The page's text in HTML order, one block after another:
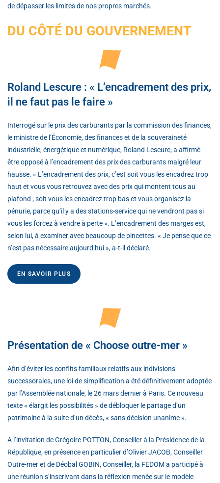
de dépasser les limites de nos propres marchés.
DU CÔTÉ DU GOUVERNEMENT
Roland Lescure : « L’encadrement des prix,
il ne faut pas le faire »
Interrogé sur le prix des carburants par la commission des finances,
le ministre de l’Économie, des finances et de la souveraineté
industrielle, énergétique et numérique, Roland Lescure, a affirmé
être opposé à l’encadrement des prix des carburants malgré leur
hausse. « L’encadrement des prix, c’est soit vous les encadrez trop
haut et vous vous retrouvez avec des prix qui montent tous au
plafond ; soit vous les encadrez trop bas et vous organisez la
pénurie, parce qu’il y a des stations-service qui ne vendront pas si
vous les forcez à vendre à perte ». L’encadrement des marges est,
selon lui, à examiner avec beaucoup de pincettes. « Je pense que ce
n’est pas nécessaire aujourd’hui », a-t-il déclaré.
EN SAVOIR PLUS
Présentation de « Choose outre-mer »
Afin d’éviter les conflits familiaux relatifs aux indivisions
successorales, une loi de simplification a été définitivement adoptée
par l’Assemblée nationale, le 26 mars dernier à Paris. Ce nouveau
texte « élargit les possibilités » de débloquer le partage d’un
patrimoine à la suite d’un décès, « sans décision unanime ».
A l’invitation de Grégoire POTTON, Conseiller à la Présidence de la
République, en présence en particulier d’Olivier JACOB, Conseiller
Outre-mer et de Déobal GOBIN, Conseiller, la FEDOM a participé à
une réunion s’inscrivant dans la réflexion menée sur le modèle